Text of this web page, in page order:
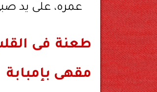
عمره، على يد
طعنة فى
مقهى بإمبابة